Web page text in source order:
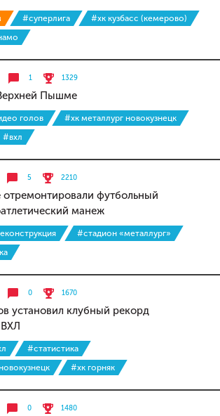
#суперлига
#хк кузбасс (кемерово)
1 1329
Пышме
голов
#хк металлург новокузнецк
#вхл
5 2210
отремонтировали футбольный
манеж
#стадион «металлург»
0 1670
установил клубный рекорд
#статистика
#хк горняк
0 1480